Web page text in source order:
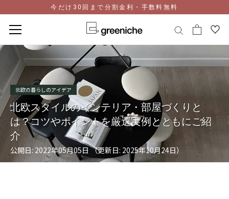
コ
ン
テ
ン
ツ
に
ス
キ
今だけ30回まで分割金利・手数料無料
北欧の暮らしのアイデア
北欧スタイルのインテリア・部屋づくりと
は？コツやポイントを厳選実例とともにご紹
介
公開日: 2022年05月05日 （更新日: 2025年10月24日）